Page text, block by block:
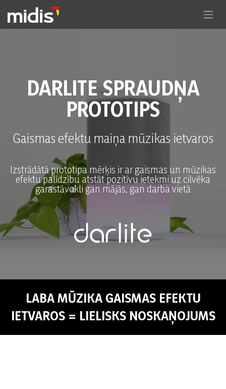
Pāriet pie satura
DARLITE SPRAUDŅA
PROTOTIPS
Gaismas efektu maiņa mūzikas ietvaros
Izstrādātā prototipa mērķis ir ar gaismas un mūzikas
efektu palīdzību atstāt pozitīvu ietekmi uz cilvēka
garastāvokli gan mājās, gan darba vietā
LABA MŪZIKA GAISMAS EFEKTU
IETVAROS = LIELISKS NOSKAŅOJUMS